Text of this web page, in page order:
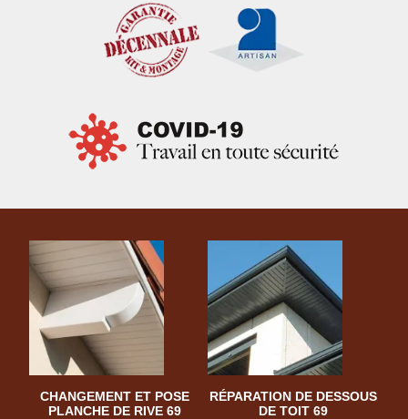
CHANGEMENT ET POSE
PLANCHE DE RIVE 69
RÉPARATION DE DESSOUS
DE TOIT 69